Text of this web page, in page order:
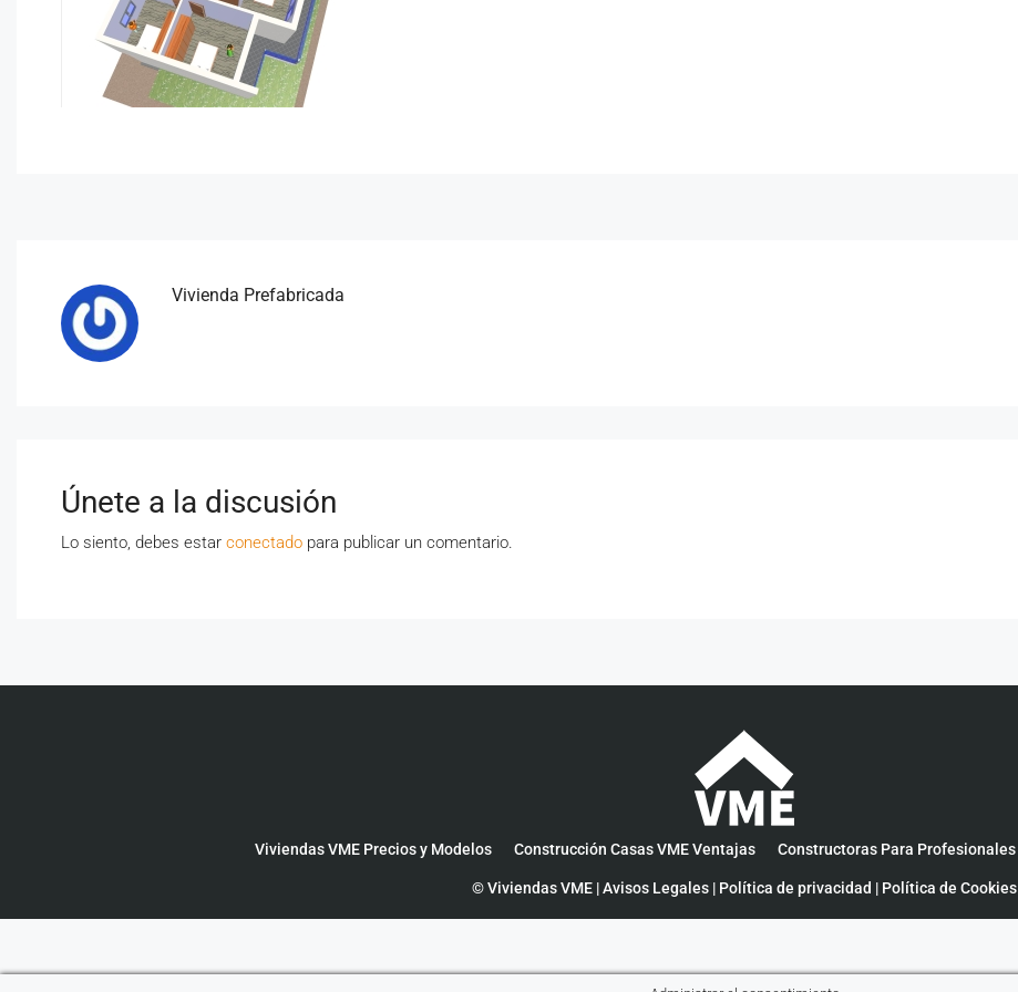
Vivienda Prefabricada
Únete a la discusión
Lo siento, debes estar conectado para publicar un comentario.
Viviendas VME Precios y Modelos Construcción Casas VME Ventajas Constructoras Para Profesionales
© Viviendas VME |Avisos Legales | Política de privacidad | Política de Cookies